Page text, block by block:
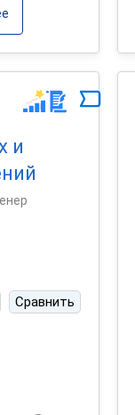
и
Сравнить